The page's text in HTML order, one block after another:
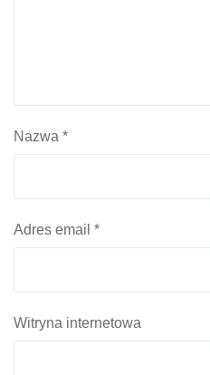
Nazwa *
Adres email *
Witryna internetowa